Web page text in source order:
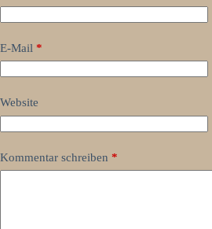
E-Mail *
Website
Kommentar schreiben *